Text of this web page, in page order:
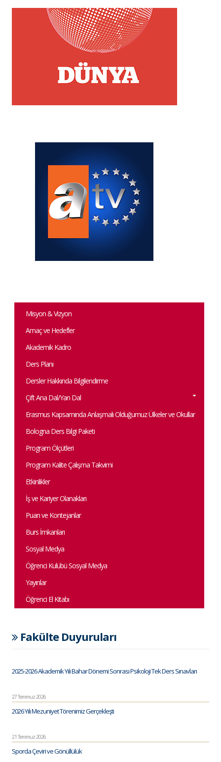
Misyon & Vizyon
Amaç ve Hedefler
Akademik Kadro
Ders Planı
Dersler Hakkında Bilgilendirme
Çift Ana Dal/Yan Dal
Erasmus Kapsamında Anlaşmalı Olduğumuz Ülkeler ve Okullar
Bologna Ders Bilgi Paketi
Program Ölçütleri
Program Kalite Çalışma Takvimi
Etkinlikler
İş ve Kariyer Olanakları
Puan ve Kontejanlar
Burs İmkanları
Sosyal Medya
Öğrenci Kulübü Sosyal Medya
Yayınlar
Öğrenci El Kitabı
Fakülte Duyuruları
2025-2026 Akademik Yılı Bahar Dönemi Sonrası Psikoloji Tek Ders Sınavları
27 Temmuz 2026
2026 Yılı Mezuniyet Törenimiz Gerçekleşti
21 Temmuz 2026
Sporda Çeviri ve Gönüllülük